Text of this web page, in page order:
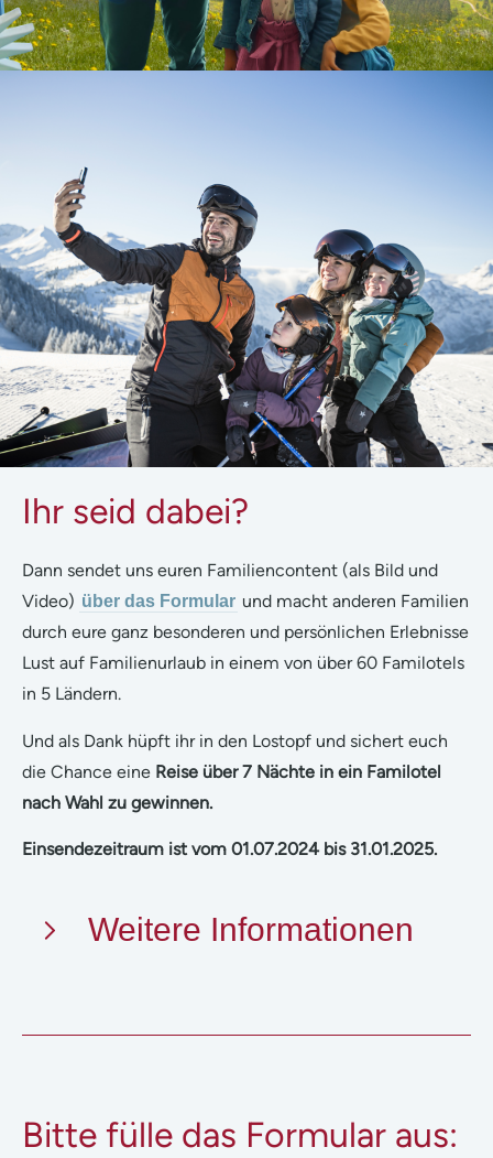
Ihr seid dabei?
Dann sendet uns euren Familiencontent (als Bild und
Video) über das Formular und macht anderen Familien
durch eure ganz besonderen und persönlichen Erlebnisse
Lust auf Familienurlaub in einem von über 60 Familotels
in 5 Ländern.
Und als Dank hüpft ihr in den Lostopf und sichert euch
die Chance eine Reise über 7 Nächte in ein Familotel
nach Wahl zu gewinnen.
Einsendezeitraum ist vom 01.07.2024 bis 31.01.2025.
Weitere Informationen
Bitte fülle das Formular aus: